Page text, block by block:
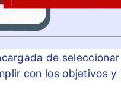
de
con los objetivos